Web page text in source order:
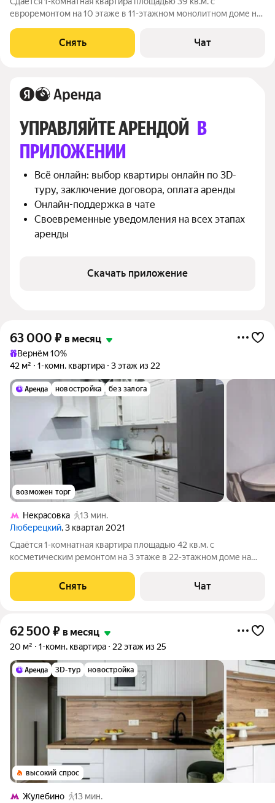
евроремонтом на 10 этаже в 11-этажном монолитном доме на
Также в квартире есть
Снять Чат
УПРАВЛЯЙТЕ АРЕНДОЙ В
ПРИЛОЖЕНИИ
Всё онлайн: выбор квартиры онлайн по 3D-
туру, заключение договора, оплата аренды
Онлайн-поддержка в чате
Своевременные уведомления на всех этапах
аренды
Скачать приложение
63 000 ₽ в месяц
Вернём 10%
42 м²
1-комн. квартира 3 этаж из 22
новостройка без залога
возможен торг
Некрасовка
13 мин.
Люберецкий, 3 квартал 2021
Сдаётся 1-комнатная квартира площадью 42 кв.м. с
косметическим ремонтом на 3 этаже в 22-этажном доме на
Стиральная машина Холодильник Дом - панельный, окна
выходят на улицу. В подъезде 2
Снять Чат
62 500 ₽ в месяц
20 м² 1-комн. квартира 22 этаж из 25
3D-тур новостройка
высокий спрос
Жулебино
13 мин.